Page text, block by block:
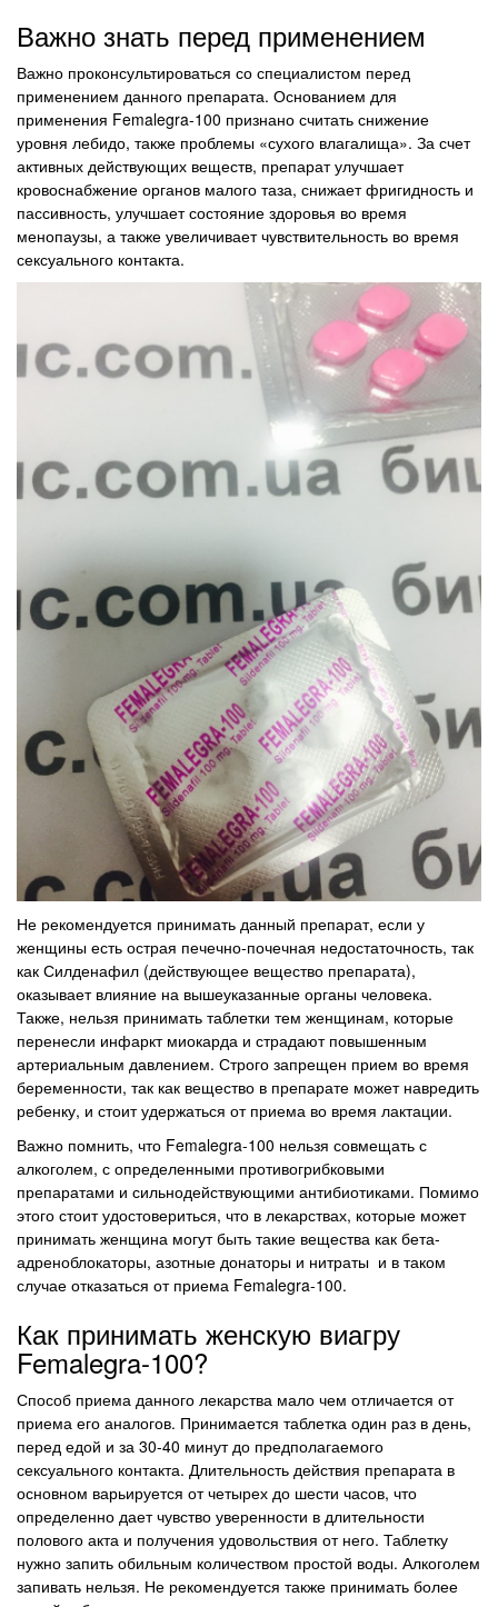
Важно знать перед применением
Важно проконсультироваться со специалистом перед
применением данного препарата. Основанием для
применения Femalegra-100 признано считать снижение
уровня лебидо, также проблемы «сухого влагалища». За счет
активных действующих веществ, препарат улучшает
кровоснабжение органов малого таза, снижает фригидность и
пассивность, улучшает состояние здоровья во время
менопаузы, а также увеличивает чувствительность во время
сексуального контакта.
Не рекомендуется принимать данный препарат, если у
женщины есть острая печечно-почечная недостаточность, так
как Силденафил (действующее вещество препарата),
оказывает влияние на вышеуказанные органы человека.
Также, нельзя принимать таблетки тем женщинам, которые
перенесли инфаркт миокарда и страдают повышенным
артериальным давлением. Строго запрещен прием во время
беременности, так как вещество в препарате может навредить
ребенку, и стоит удержаться от приема во время лактации.
Важно помнить, что Femalegra-100 нельзя совмещать с
алкоголем, с определенными противогрибковыми
препаратами и сильнодействующими антибиотиками. Помимо
этого стоит удостовериться, что в лекарствах, которые может
принимать женщина могут быть такие вещества как бета-
адреноблокаторы, азотные донаторы и нитраты и в таком
случае отказаться от приема Femalegra-100.
Как принимать женскую виагру
Femalegra-100?
Способ приема данного лекарства мало чем отличается от
приема его аналогов. Принимается таблетка один раз в день,
перед едой и за 30-40 минут до предполагаемого
сексуального контакта. Длительность действия препарата в
основном варьируется от четырех до шести часов, что
определенно дает чувство уверенности в длительности
полового акта и получения удовольствия от него. Таблетку
нужно запить обильным количеством простой воды. Алкоголем
запивать нельзя. Не рекомендуется также принимать более